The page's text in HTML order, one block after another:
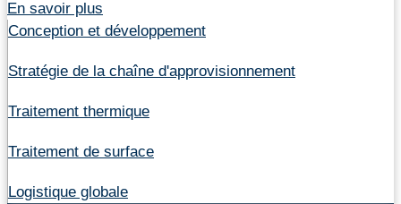
En savoir plus
Conception et développement
Stratégie de la chaîne d'approvisionnement
Traitement thermique
Traitement de surface
Logistique globale